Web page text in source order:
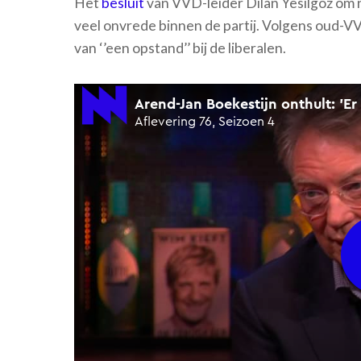
veel onvrede binnen de partij. Volgens oud-
van ‘’een opstand’’ bij de liberalen.